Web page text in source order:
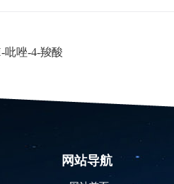
吡唑-4-羧酸
网站导航